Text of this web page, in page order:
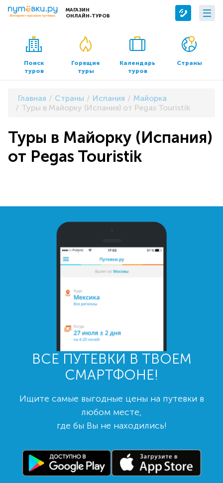
МАГАЗИН
ОНЛАЙН-ТУРОВ
Сервисы
Бронирование отелей
Трансфер
О компании
О нас
Контакты
Документы и реквизиты
Поиск
туров
Горящие
туры
Календарь
туров
Страны
Главная Страны Испания
Майорка
Туры в Майорку (Испания) от Pegas Touristik
Туры в Майорку (Испания)
от Pegas Touristik
ВСЕ ПУТЕВКИ В ТВОЕМ
СМАРТФОНЕ!
Ищите самые выгодные цены на путевки в
любом месте,
где бы Вы не находились!